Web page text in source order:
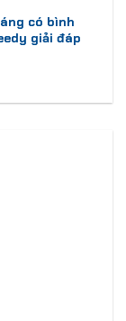
có bình
giải đáp